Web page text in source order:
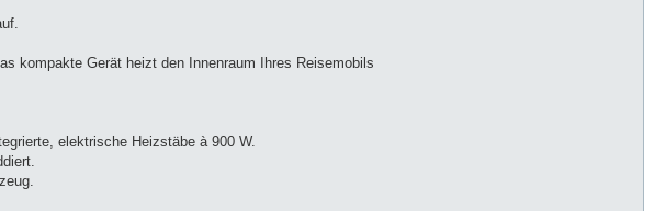
kompakte Gerät heizt den Innenraum Ihres Reisemobils
elektrische Heizstäbe à 900 W.